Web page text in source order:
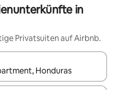
in
Privatsuiten auf Airbnb.
sind, navigiere mit den